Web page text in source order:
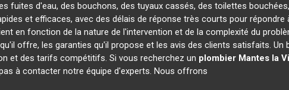
fuites d'eau, des bouchons, des tuyaux cassés, des toilettes
et efficaces, avec des délais de réponse très courts pour
en fonction de la nature de l'intervention et de la complexité du
offre, les garanties qu'il propose et les avis des clients satisfaits. Un
et des tarifs compétitifs. Si vous recherchez un plombier Mantes la
à contacter notre équipe d'experts. Nous offrons